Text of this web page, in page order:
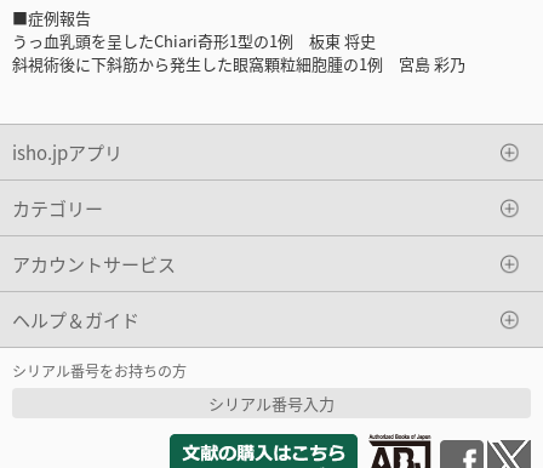
■症例報告
うっ血乳頭を呈したChiari奇形1型の1例 板東 将史
斜視術後に下斜筋から発生した眼窩顆粒細胞腫の1例 宮島 彩乃
isho.jpアプリ
カテゴリー
アカウントサービス
ヘルプ＆ガイド
シリアル番号をお持ちの方
シリアル番号入力